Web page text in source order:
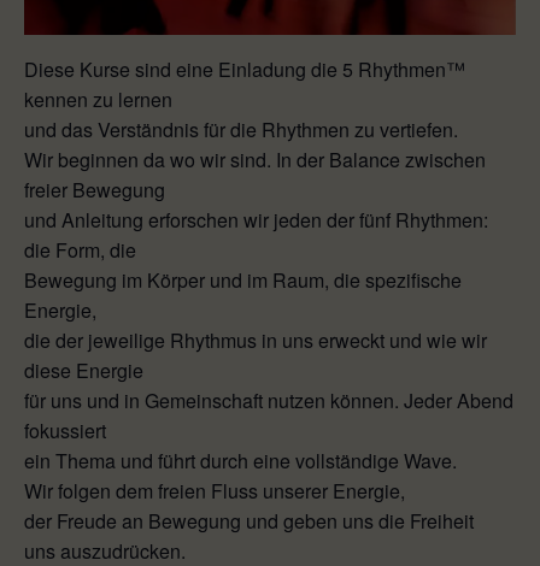
Diese Kurse sind eine Einladung die 5 Rhythmen™
kennen zu lernen
und das Verständnis für die Rhythmen zu vertiefen.
Wir beginnen da wo wir sind. In der Balance zwischen
freier Bewegung
und Anleitung erforschen wir jeden der fünf Rhythmen:
die Form, die
Bewegung im Körper und im Raum, die spezifische
Energie,
die der jeweilige Rhythmus in uns erweckt und wie wir
diese Energie
für uns und in Gemeinschaft nutzen können. Jeder Abend
fokussiert
ein Thema und führt durch eine vollständige Wave.
Wir folgen dem freien Fluss unserer Energie,
der Freude an Bewegung und geben uns die Freiheit
uns auszudrücken.